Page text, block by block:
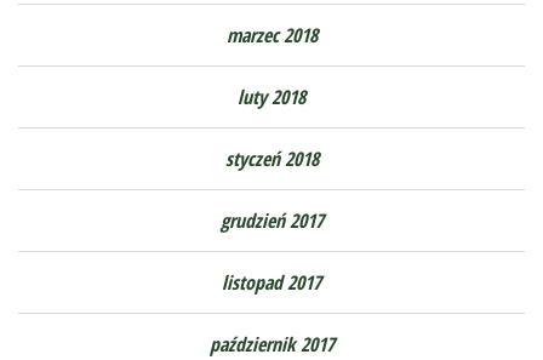
marzec 2018
luty 2018
styczeń 2018
grudzień 2017
listopad 2017
październik 2017